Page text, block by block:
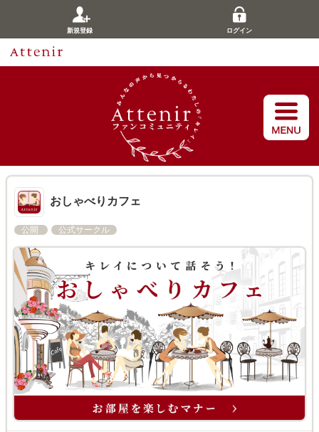
新規登録 ログイン
おしゃべりカフェ
公開 公式サークル